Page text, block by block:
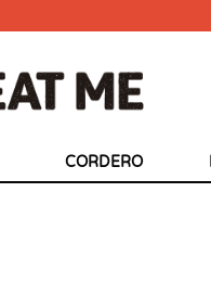
CORDERO